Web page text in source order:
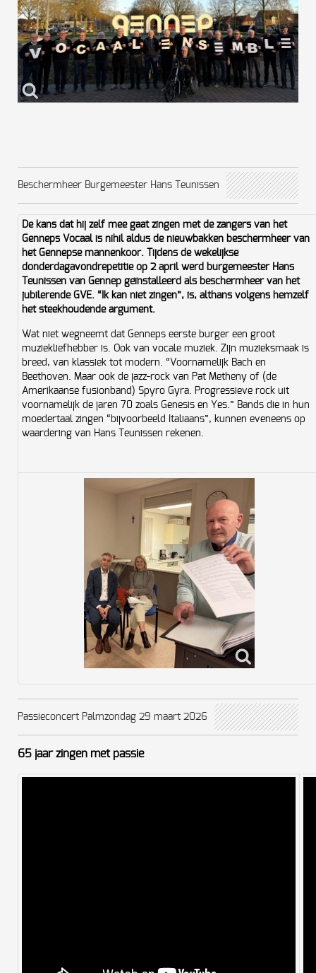
Beschermheer Burgemeester Hans Teunissen
De kans dat hij zelf mee gaat zingen met de zangers van het
Genneps Vocaal is nihil aldus de nieuwbakken beschermheer van
het Gennepse mannenkoor. Tijdens de wekelijkse
donderdagavondrepetitie op 2 april werd burgemeester Hans
Teunissen van Gennep geïnstalleerd als beschermheer van het
jubilerende GVE. “Ik kan niet zingen”, is, althans volgens hemzelf
het steekhoudende argument.
Wat niet wegneemt dat Genneps eerste burger een groot
muziekliefhebber is. Ook van vocale muziek. Zijn muzieksmaak is
breed, van klassiek tot modern. “Voornamelijk Bach en
Beethoven. Maar ook de jazz-rock van Pat Metheny of (de
Amerikaanse fusionband) Spyro Gyra. Progressieve rock uit
voornamelijk de jaren 70 zoals Genesis en Yes.” Bands die in hun
moedertaal zingen “bijvoorbeeld Italiaans”, kunnen eveneens op
waardering van Hans Teunissen rekenen.
Passieconcert Palmzondag 29 maart 2026
65 jaar zingen met passie